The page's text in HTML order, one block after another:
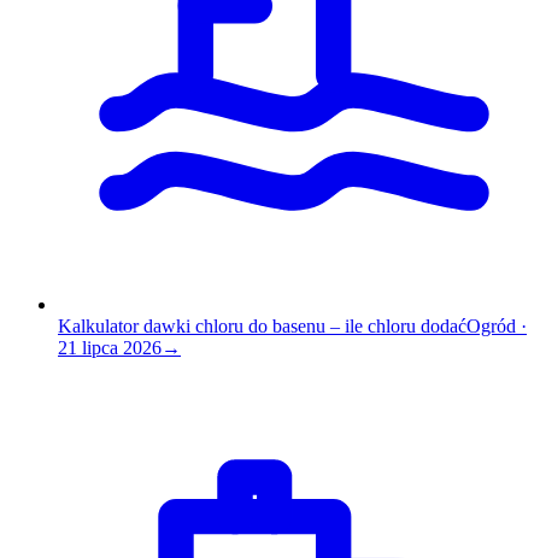
Kalkulator dawki chloru do basenu – ile chloru dodaćOgród ·
21 lipca 2026→